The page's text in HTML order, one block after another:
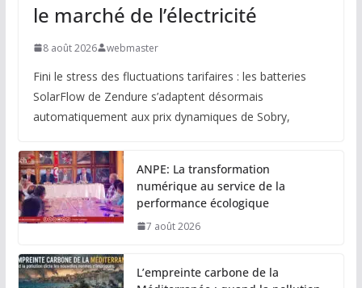
le marché de l’électricité
8 août 2026 webmaster
Fini le stress des fluctuations tarifaires : les batteries
SolarFlow de Zendure s’adaptent désormais
automatiquement aux prix dynamiques de Sobry,
ANPE: La transformation
numérique au service de la
performance écologique
7 août 2026
L’empreinte carbone de la